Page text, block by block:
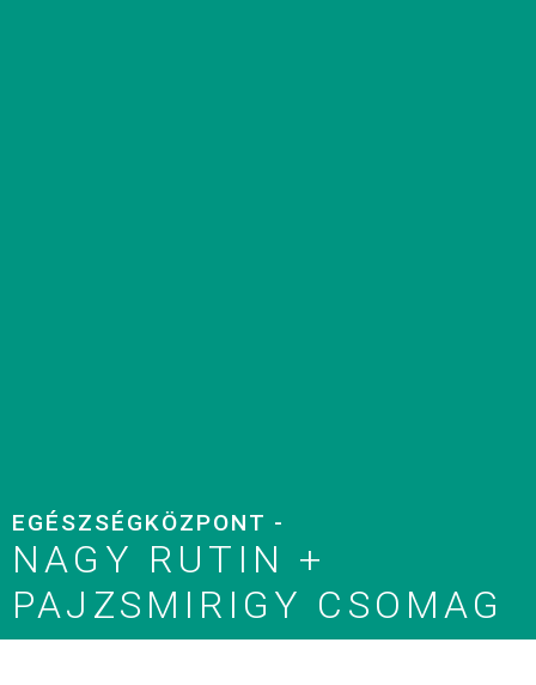
EGÉSZSÉGKÖZPONT -
NAGY RUTIN +
PAJZSMIRIGY CSOMAG